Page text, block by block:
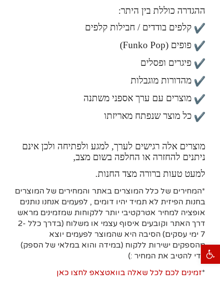
פתח סרגל נגישות
ההגדרה כוללת בין היתר:
קלפים בודדים / חבילות קלפים
פופים (Funko Pop)
פיגרים ופסלים
מהדורות מוגבלות
מוצרים עם ערך אספני משתנה
כל מוצר שנפתח מאריזתו
מוצרים אלה רגישים לערך, למגע ולפתיחה ולכן אינם
ניתנים להחזרה או החלפה בשום מצב,
למעט טעות ברורה מצד החנות.
*המחירים של כלל המוצרים באתר והמחירים של המוצרים
בחנות הפיזית לא תמיד יהיו דומים , לפעמים אנחנו נותנים
אופציה למחיר אטרקטיבי יותר ללקוחות שמזמינים מראש
דרך האתר וקובעים איסוף עצמי או משלוח (בדרך כלל 2-
7 ימי עסקים)
הסיבה היא שהמוצר לפעמים יוצא
מהספקים ישירות ללקוח (במידה והוא במלאי של הספק)
כדי להטיב את המחיר :)
*זמינים לכם לכל שאלה בוואטצאפ לחצו כאן